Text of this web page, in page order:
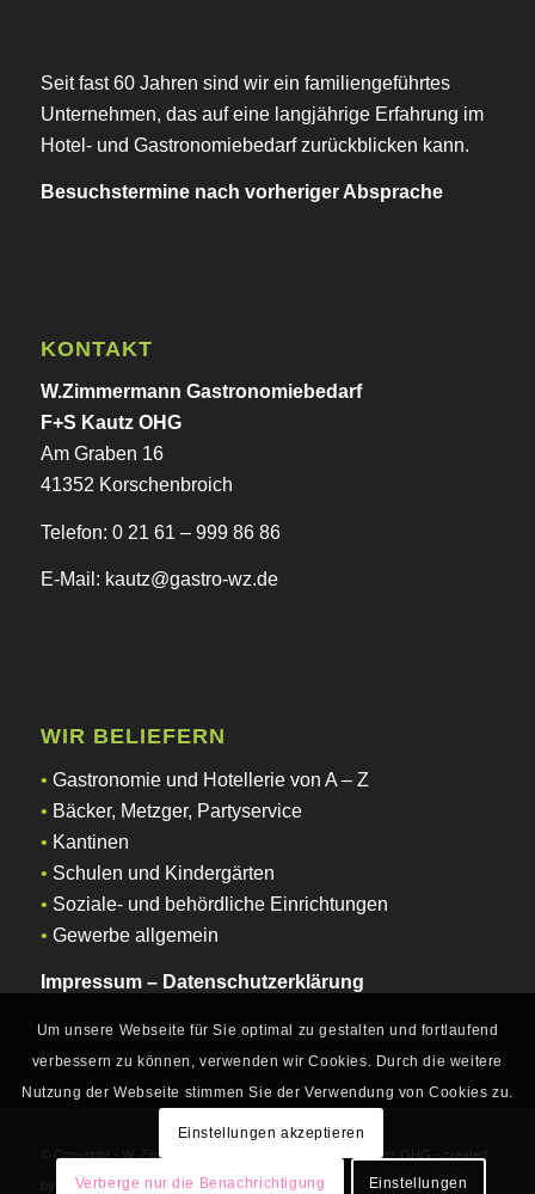
Seit fast 60 Jahren sind wir ein familiengeführtes
Unternehmen, das auf eine langjährige Erfahrung im
Hotel- und Gastronomiebedarf zurückblicken kann.
Besuchstermine nach vorheriger Absprache
KONTAKT
W.Zimmermann Gastronomiebedarf
F+S Kautz OHG
Am Graben 16
41352 Korschenbroich
Telefon: 0 21 61 – 999 86 86
E-Mail: kautz@gastro-wz.de
WIR BELIEFERN
• Gastronomie und Hotellerie von A – Z
• Bäcker, Metzger, Partyservice
• Kantinen
• Schulen und Kindergärten
• Soziale- und behördliche Einrichtungen
• Gewerbe allgemein
Impressum– Datenschutzerklärung
© Copyright - W. Zimmermann Gastronomiebedarf F+S Kautz OHG - created
by Final Webdesign
Um unsere Webseite für Sie optimal zu gestalten und fortlaufend
verbessern zu können, verwenden wir Cookies. Durch die weitere
Nutzung der Webseite stimmen Sie der Verwendung von Cookies zu.
Einstellungen akzeptieren
Verberge nur die Benachrichtigung Einstellungen